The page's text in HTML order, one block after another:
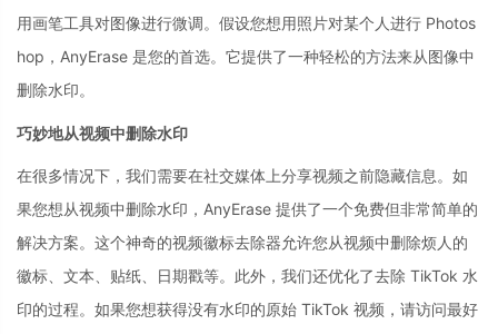
用画笔工具对图像进行微调。假设您想用照片对某个人进行 Photos
hop，AnyErase 是您的首选。它提供了一种轻松的方法来从图像中
删除水印。
巧妙地从视频中删除水印
在很多情况下，我们需要在社交媒体上分享视频之前隐藏信息。如
果您想从视频中删除水印，AnyErase 提供了一个免费但非常简单的
解决方案。这个神奇的视频徽标去除器允许您从视频中删除烦人的
徽标、文本、贴纸、日期戳等。此外，我们还优化了去除 TikTok 水
印的过程。如果您想获得没有水印的原始 TikTok 视频，请访问最好